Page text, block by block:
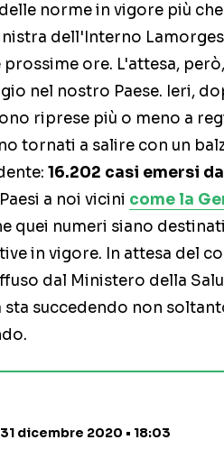
norme in vigore più
dell'Interno
ore. L'attesa,
nel nostro Paese. Ieri,
riprese più o meno a
tornati a salire con un
16.202 casi emersi
a noi vicini come la
quei numeri siano
in vigore. In attesa del
dal Ministero della
succedendo non
31 dicembre 2020 • 18:03